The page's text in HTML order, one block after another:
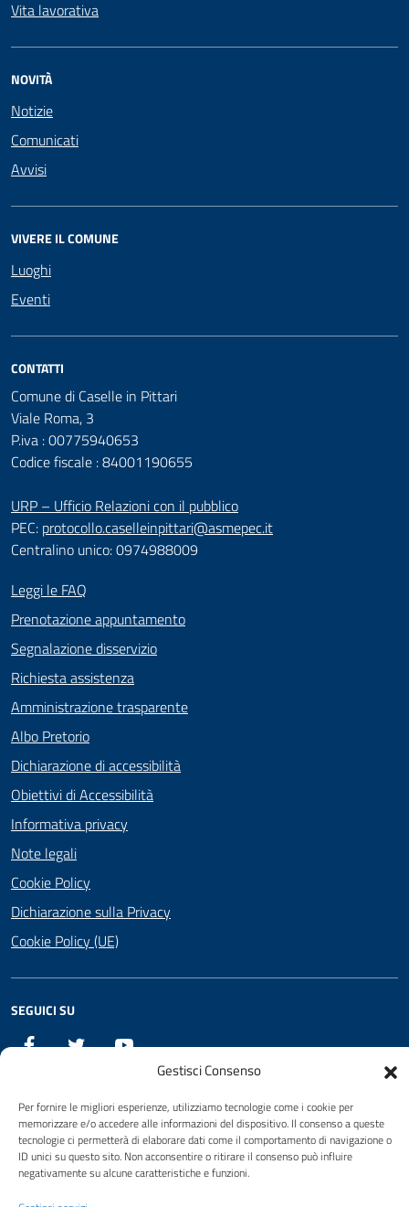
Gestisci Consenso
Per fornire le migliori esperienze, utilizziamo tecnologie come i cookie per
memorizzare e/o accedere alle informazioni del dispositivo. Il consenso a queste
tecnologie ci permetterà di elaborare dati come il comportamento di navigazione o
ID unici su questo sito. Non acconsentire o ritirare il consenso può influire
negativamente su alcune caratteristiche e funzioni.
Vita lavorativa
NOVITÀ
Notizie
Comunicati
Avvisi
VIVERE IL COMUNE
Luoghi
Eventi
CONTATTI
Comune di Caselle in Pittari
Viale Roma, 3
P.iva : 00775940653
Codice fiscale : 84001190655
URP – Ufficio Relazioni con il pubblico
PEC: protocollo.caselleinpittari@asmepec.it
Centralino unico: 0974988009
Leggi le FAQ
Prenotazione appuntamento
Segnalazione disservizio
Richiesta assistenza
Amministrazione trasparente
Albo Pretorio
Dichiarazione di accessibilità
Obiettivi di Accessibilità
Informativa privacy
Note legali
Cookie Policy
Dichiarazione sulla Privacy
Cookie Policy (UE)
SEGUICI SU
FacebookTwitter YouTube
Attuazione Misure PNRR
Piano di miglioramento del sito